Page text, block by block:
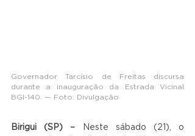
Governador Tarcísio de Freitas discursa
durante a inauguração da Estrada Vicinal
BGI-140. — Foto: Divulgação
Birigui (SP) – Neste sábado (21), o